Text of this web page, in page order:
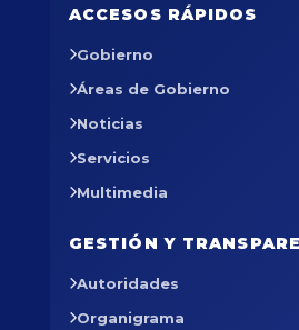
ACCESOS RÁPIDOS
Gobierno
Áreas de Gobierno
Noticias
Servicios
Multimedia
GESTIÓN Y
Autoridades
Organigrama